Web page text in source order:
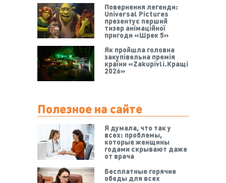
Повернення легенди:
Universal Pictures
презентує перший
тизер анімаційної
пригоди «Шрек 5»
Як пройшла головна
закупівельна премія
країни «Zakupivli.Кращі
2026»
Полезное на сайте
Я думала, что так у
всех: проблемы,
которые женщины
годами скрывают даже
от врача
Бесплатные горячие
обеды для всех